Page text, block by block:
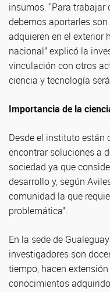
insumos. "Para trabajar
debemos aportarles
adquieren en el exterior
nacional” explicó la
vinculación con otros
ciencia y tecnología
Importancia de la
Desde el instituto
encontrar soluciones a
sociedad ya que
desarrollo y, según
comunidad la que
problemática”.
En la sede de
investigadores son
tiempo, hacen
conocimientos